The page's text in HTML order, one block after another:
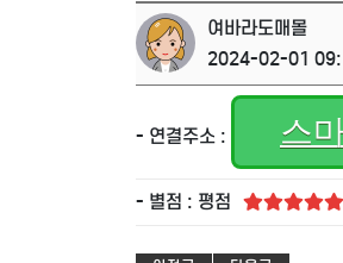
여바라도매몰
2024-02-01
- 연결주소 : 스
- 별점 : 평점